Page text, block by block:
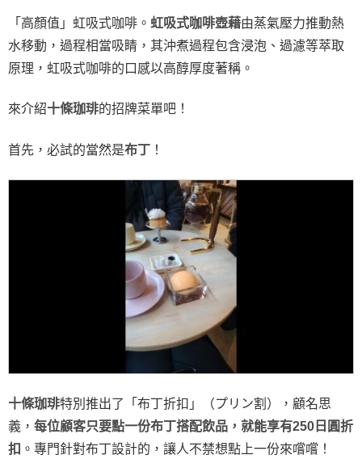
「高顏值」虹吸式咖啡。 虹吸式咖啡壺藉由蒸氣壓力推動熱
水移動，過程相當吸睛，其沖煮過程包含浸泡、過濾等萃取
原理，虹吸式咖啡的口感以高醇厚度著稱。
來介紹十條珈琲的招牌菜單吧！
首先，必試的當然是布丁 ！
十條珈琲特別推出了「布丁折扣」（プリン割），顧名思
義， 每位顧客只要點一份布丁搭配飲品，就能享有250日圓折
扣 。專門針對布丁設計的，讓人不禁想點上一份來嚐嚐！